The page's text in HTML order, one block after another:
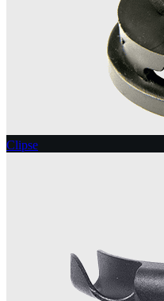
Clipse